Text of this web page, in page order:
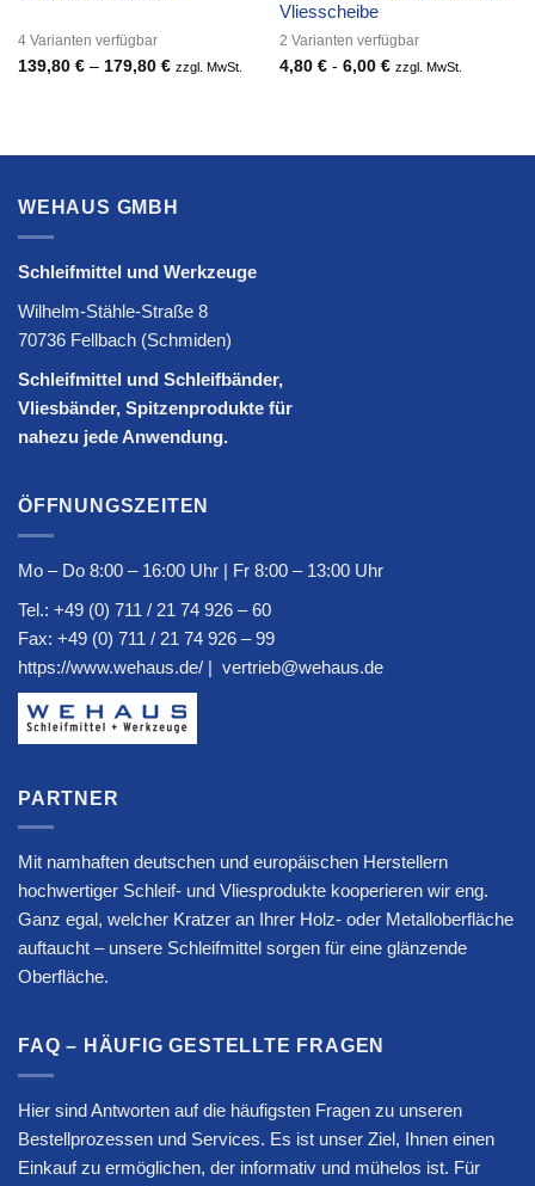
4 Varianten verfügbar
139,80 € – 179,80 €Preisspanne:
zzgl. MwSt.
Vliesscheibe
2 Varianten verfügbar
4,80 €- 6,00 € zzgl. MwSt.
WEHAUS GMBH
Schleifmittel und Werkzeuge
Wilhelm-Stähle-Straße 8
70736 Fellbach (Schmiden)
Schleifmittel und Schleifbänder,
Vliesbänder, Spitzenprodukte für
nahezu jede Anwendung.
ÖFFNUNGSZEITEN
Mo – Do 8:00 – 16:00 Uhr | Fr 8:00 – 13:00 Uhr
Tel.: +49 (0) 711 / 21 74 926 – 60
Fax: +49 (0) 711 / 21 74 926 – 99
https://www.wehaus.de/ | vertrieb@wehaus.de
PARTNER
Mit namhaften deutschen und europäischen Herstellern
hochwertiger Schleif- und Vliesprodukte kooperieren wir eng.
Ganz egal, welcher Kratzer an Ihrer Holz- oder Metalloberfläche
auftaucht – unsere Schleifmittel sorgen für eine glänzende
Oberfläche.
FAQ – HÄUFIG GESTELLTE FRAGEN
Hier sind Antworten auf die häufigsten Fragen zu unseren
Bestellprozessen und Services. Es ist unser Ziel, Ihnen einen
Einkauf zu ermöglichen, der informativ und mühelos ist. Für